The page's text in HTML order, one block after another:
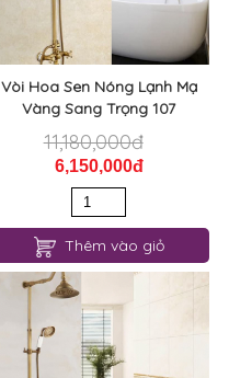
Vòi Hoa Sen Nóng Lạnh Mạ
Vàng Sang Trọng 107
11,180,000đ
6,150,000đ
Thêm vào giỏ